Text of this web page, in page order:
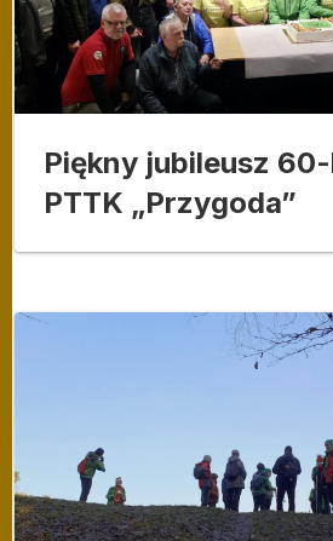
Piękny jubileusz
PTTK „Przygoda”